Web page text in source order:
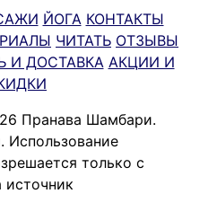
ЙОГА КОНТАКТЫ
ЧИТАТЬ ОТЗЫВЫ
И ДОСТАВКА АКЦИИ И
Пранава Шамбари.
Использование
только с
источник